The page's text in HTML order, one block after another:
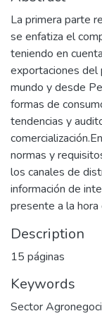
La primera parte
se enfatiza el
teniendo en
exportaciones del
mundo y desde
formas de
tendencias y
normas y
los canales de
información de
presente a la
Description
15 páginas
Keywords
Sector